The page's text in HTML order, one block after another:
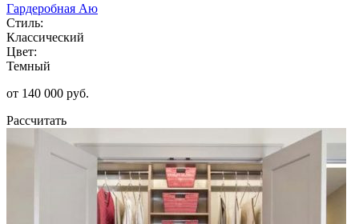
Гардеробная Аю
Стиль:
Классический
Цвет:
Темный
от 140 000 руб.
Рассчитать